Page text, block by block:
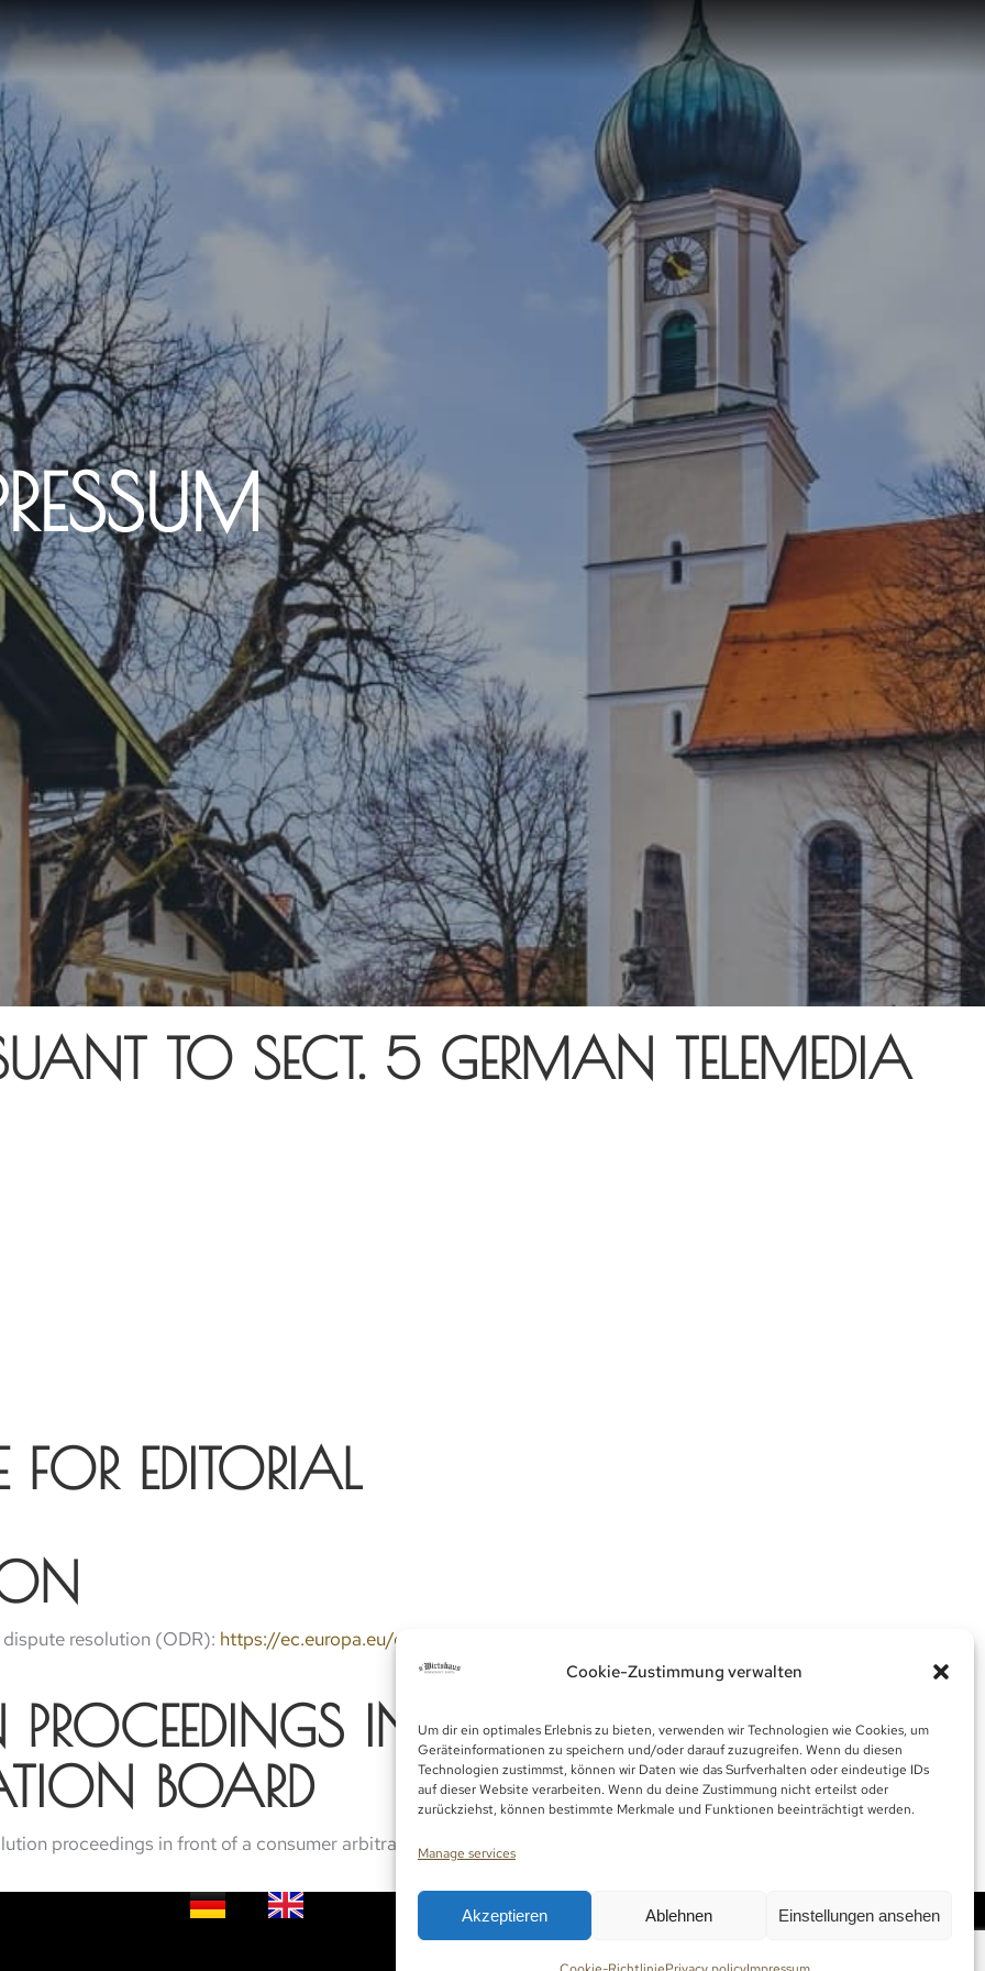
Cookie-Zustimmung verwalten
Um dir ein optimales Erlebnis zu bieten, verwenden wir Technologien wie Cookies, um
Geräteinformationen zu speichern und/oder darauf zuzugreifen. Wenn du diesen
Technologien zustimmst, können wir Daten wie das Surfverhalten oder eindeutige IDs
auf dieser Website verarbeiten. Wenn du deine Zustimmung nicht erteilst oder
zurückziehst, können bestimmte Merkmale und Funktionen beeinträchtigt werden.
Manage services
Akzeptieren Ablehnen Einstellungen ansehen
TO SECT. 5 GERMAN TELEMEDIA
FOR EDITORIAL
resolution (ODR): https://ec.europa.eu/consumers/odr/
PROCEEDINGS IN FRONT OF A
BOARD
proceedings in front of a consumer arbitration board.